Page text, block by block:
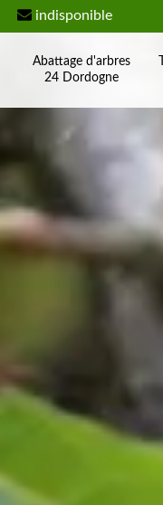
indisponible
Abattage d'arbres
24 Dordogne